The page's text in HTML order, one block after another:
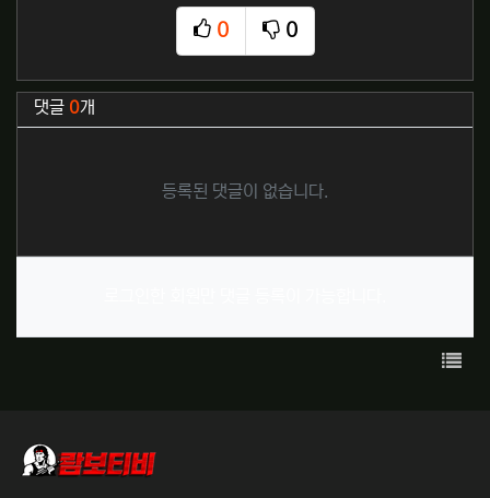
0
추천
0
비추천
관련자료
댓글 0개
등록된 댓글이 없습니다.
목록